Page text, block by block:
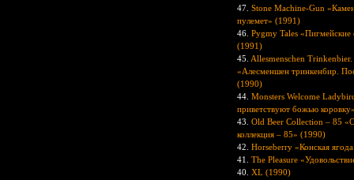
47. Stone Machine-Gun
пулемет» (1991)
46. Pygmy Tales «Пигмейские
(1991)
45. Allesmenschen
«Алесменшен тринкенбир.
(1990)
44. Monsters Welcome
приветствуют божью
43. Old Beer Collection – 85
коллекция – 85» (1990)
42. Horseberry «Конская
41. The Pleasure
40. XL (1990)